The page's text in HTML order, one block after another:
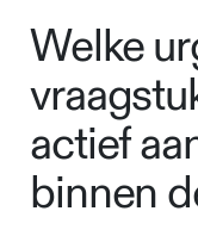
Welke
actief
binnen